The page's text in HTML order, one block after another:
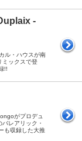
-
ル・ハウスが南
ミックスで登
!!
がプロデュ
レアリック・
も収録した大推